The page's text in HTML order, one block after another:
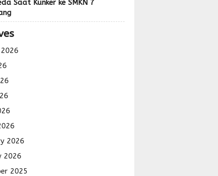
Saat Kunker ke SMKN 7
2026
2026
2025